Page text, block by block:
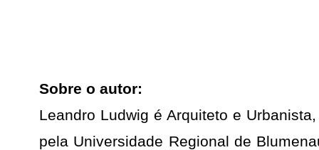
​​Sobre o autor:
Leandro Ludwig é Arquiteto e
pela Universidade Regional de